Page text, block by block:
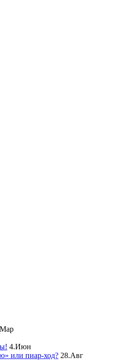
4.Июн
или пиар-ход? 28.Авг